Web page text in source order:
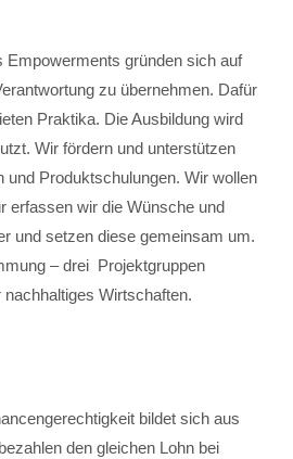
Empowerments gründen sich auf
zu übernehmen. Dafür
Praktika. Die Ausbildung wird
Wir fördern und unterstützen
und Produktschulungen. Wir wollen
erfassen wir die Wünsche und
und setzen diese gemeinsam um.
– drei Projektgruppen
Wirtschaften.
bildet sich aus
den gleichen Lohn bei